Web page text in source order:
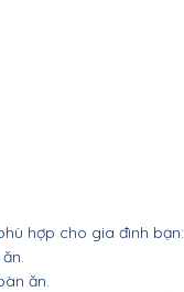
hợp cho gia đình bạn:
ăn.